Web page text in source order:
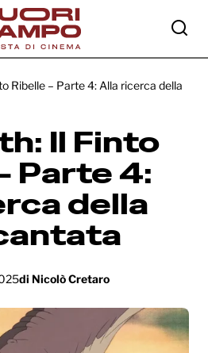
Incantata
Ribelle – Parte 4: Alla ricerca della
Il Finto
Parte 4:
della
di Nicolò Cretaro